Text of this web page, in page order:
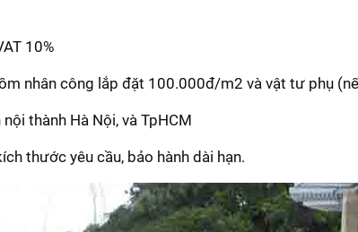
10%
nhân công lắp đặt 100.000đ/m2 và vật tư phụ
thành Hà Nội, và TpHCM
thước yêu cầu, bảo hành dài hạn.